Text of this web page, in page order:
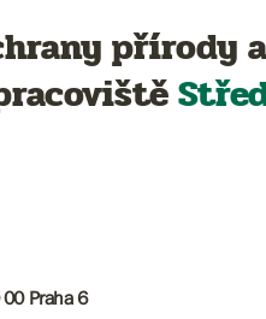
přírody
Praha 6